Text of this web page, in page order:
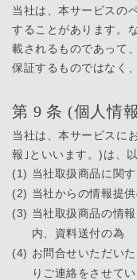
当社は、本サービスの
することがあります。
載されるものであって
保証するものではなく
第 9 条 (個人情
当社は、本サービスに
報｣といいます。)は、
(1) 当社取扱商品に関
(2) 当社からの情報提
(3) 当社取扱商品の情
内、資料送付の為
(4) お問合せいただい
りご連絡をさせて